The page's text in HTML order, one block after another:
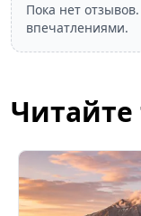
Пока нет
впечатлениями.
Читайте